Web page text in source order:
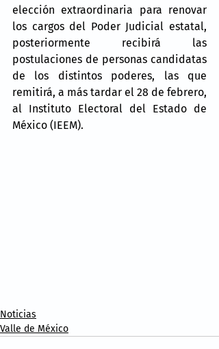
elección extraordinaria para renovar
los cargos del Poder Judicial estatal,
posteriormente recibirá las
postulaciones de personas candidatas
de los distintos poderes, las que
remitirá, a más tardar el 28 de febrero,
al Instituto Electoral del Estado de
México (IEEM).
Noticias
Valle de México